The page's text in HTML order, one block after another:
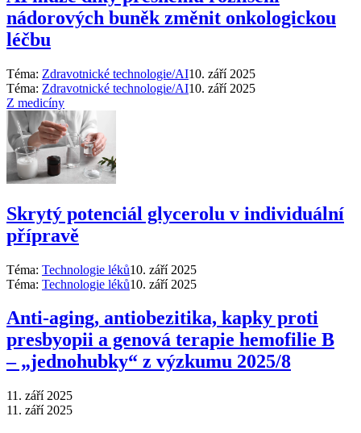
nádorových buněk změnit onkologickou
léčbu
Téma: Zdravotnické technologie/AI10. září 2025
Téma: Zdravotnické technologie/AI10. září 2025
Z medicíny
Skrytý potenciál glycerolu v individuální
přípravě
Téma: Technologie léků10. září 2025
Téma: Technologie léků10. září 2025
Anti‑aging, antiobezitika, kapky proti
presbyopii a genová terapie hemofilie B
–⁠ „jednohubky“ z výzkumu 2025/8
11. září 2025
11. září 2025